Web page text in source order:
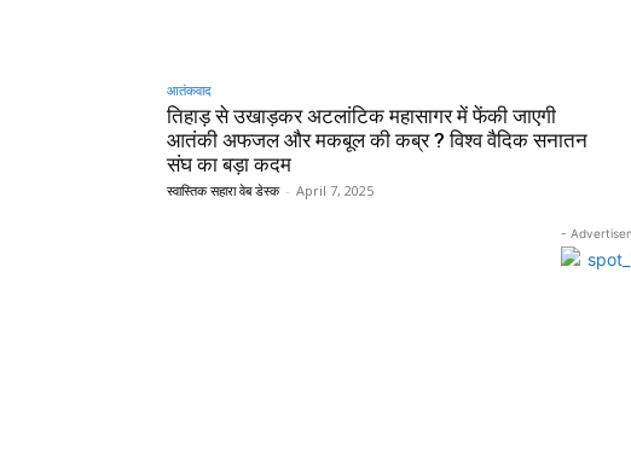
आतंकवाद
तिहाड़ से उखाड़कर अटलांटिक महासागर में फेंकी जाएगी
आतंकी अफजल और मकबूल की कब्र ? विश्व वैदिक सनातन
संघ का बड़ा कदम
स्वास्तिक सहारा वेब डेस्क - April 7, 2025
-